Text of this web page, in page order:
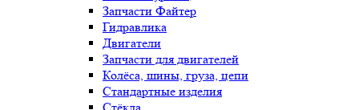
Запчасти Файтер
Гидравлика
Двигатели
Запчасти для двигателей
Колёса, шины, груза, цепи
Стандартные изделия